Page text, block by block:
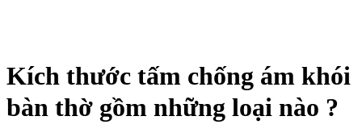
Kích thước tấm chống ám khói
bàn thờ gồm những loại nào ?